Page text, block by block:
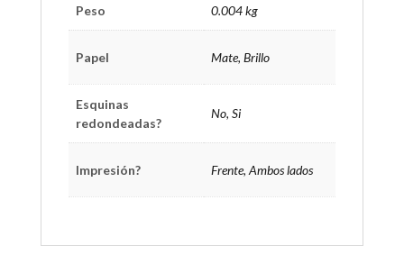
Peso 0.004 kg
Papel Mate, Brillo
Esquinas
redondeadas?
No, Si
Impresión? Frente, Ambos lados